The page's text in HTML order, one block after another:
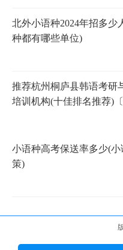
北外小语种2024年招多少
种都有哪些单位)
推荐杭州桐庐县韩语考研
培训机构(十佳排名推荐)
小语种高考保送率多少(小
策)